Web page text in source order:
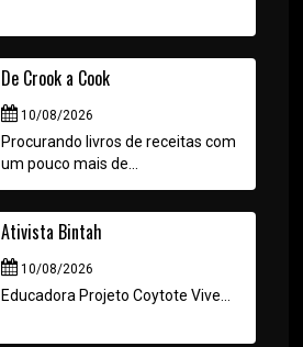
De Crook a Cook
10/08/2026
Procurando livros de receitas com
um pouco mais de...
Ativista Bintah
10/08/2026
Educadora Projeto Coytote Vive...